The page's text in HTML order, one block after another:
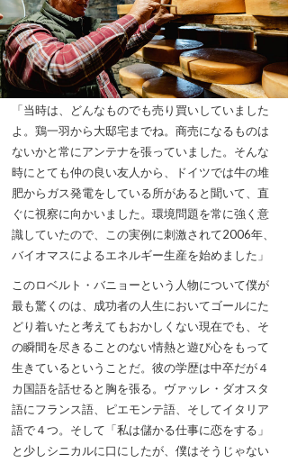
「当時は、どんなものでも売り買いしていました
よ。鶏一羽から大邸宅までね。商売になるものは
ないかと常にアンテナを張っていました。そんな
時にとても仲の良い友人から、ドイツでは牛の堆
肥からガス発電をしている所があると聞いて、直
ぐに視察に向かいました。環境問題を常に強く意
識していたので、この実例に刺激されて2006年、
バイオマスによるエネルギー生産を始めました」
このロベルト・バニョーという人物について僕が
最も驚くのは、成功者の人生においてゴールにた
どり着いたと考えてもおかしくない現在でも、そ
の瞬間を尽きることのない情熱と遊び心をもって
生きているということだ。彼の学歴は中卒だが４
カ国語を話せると胸を張る。ヴァッレ・ダオスタ
語にフランス語、ピエモンテ語、そしてイタリア
語で４つ。そして「私は儲かる仕事に恋をする」
と少しシニカルに口にしたが、僕はそうじゃない